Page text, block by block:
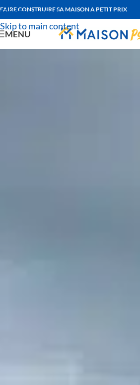
Skip to navigation
Skip to main content
FAIRE CONSTRUIRE SA MAISON A PETIT PRIX
MENU